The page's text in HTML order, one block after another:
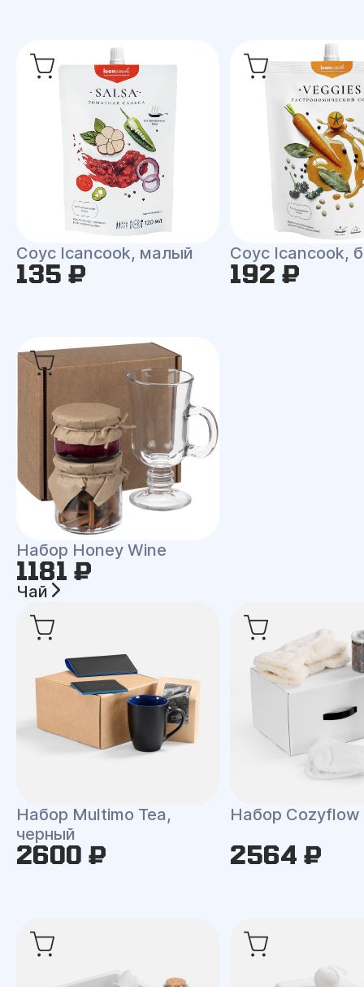
Соус Icancook, малый
135 ₽
Соус Icancook,
192 ₽
Набор Honey Wine
1181 ₽
Чай
Набор Multimo Tea,
черный
2600 ₽
Набор Cozyflow
2564 ₽